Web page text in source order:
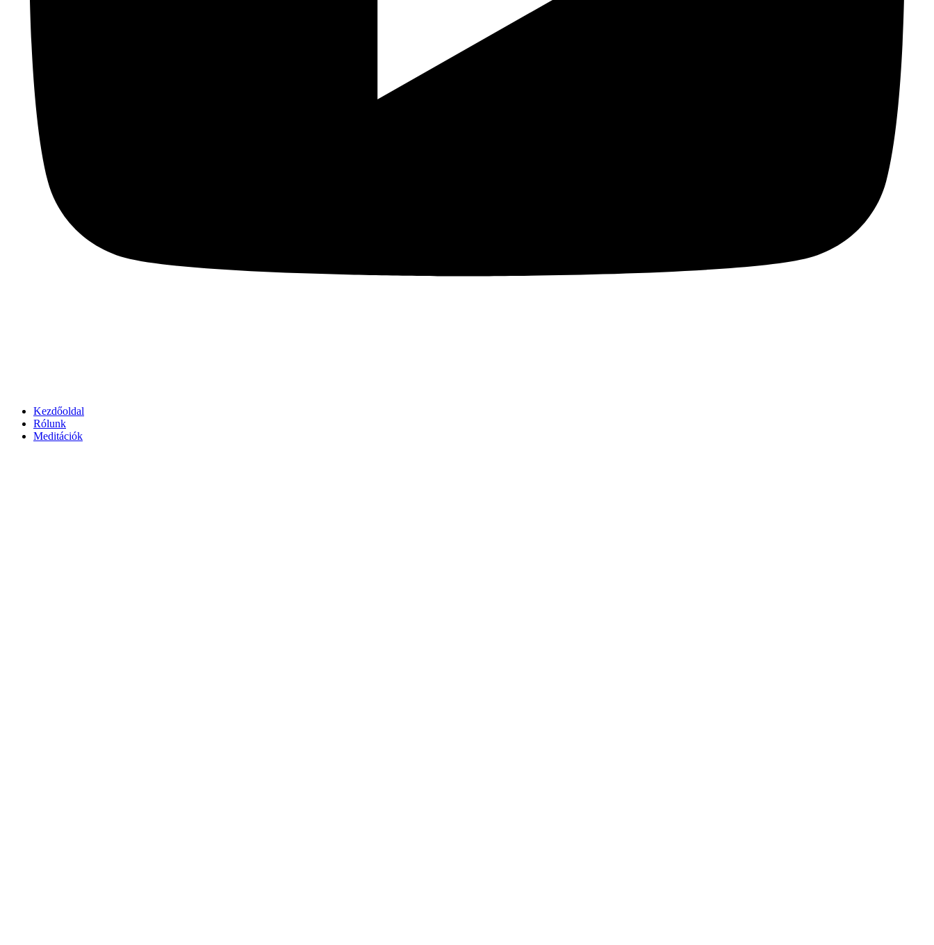
Kezdőoldal
Rólunk
Meditációk